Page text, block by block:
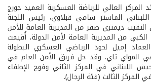
العالي للرياضة العسكرية العميد جورج
الماستر سامي قبلاوي، رئيس اللجنة
النقيب ديمتري صقر من المديرية العامة للأمن
من المديرية العامة لأمن الدولة، أُقيمت
إميل لحود الرياضي العسكري البطولة
المواي تاي، وقد حل فريق الأمن العام في
اللبناني في المركز الثاني وفوج الإطفاء
المركز الثالث (فئة الرجال).